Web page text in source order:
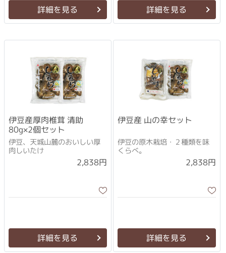
詳細を見る 詳細を見る
伊豆産厚肉椎茸 清助
80g×2個セット
伊豆、天城山麓のおいしい厚
肉しいたけ
2,838円
詳細を見る
伊豆産 山の幸セット
伊豆の原木栽培・２種類を味
くらべ。
2,838円
詳細を見る